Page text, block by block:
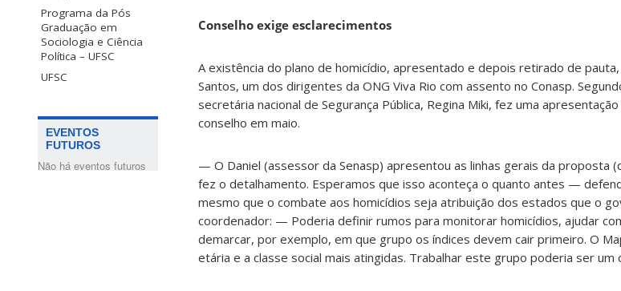
Programa da Pós
Graduação em
Sociologia e Ciência
Política – UFSC
UFSC
EVENTOS
FUTUROS
Não há eventos futuros
Conselho exige esclarecimentos
A existência do plano de homicídio, apresentado e depois retirado de
Santos, um dos dirigentes da ONG Viva Rio com assento no Conasp.
secretária nacional de Segurança Pública, Regina Miki, fez uma
conselho em maio.
— O Daniel (assessor da Senasp) apresentou as linhas gerais da proposta
fez o detalhamento. Esperamos que isso aconteça o quanto antes —
mesmo que o combate aos homicídios seja atribuição dos estados que o
coordenador: — Poderia definir rumos para monitorar homicídios, ajudar
demarcar, por exemplo, em que grupo os índices devem cair primeiro. O
etária e a classe social mais atingidas. Trabalhar este grupo poderia ser um